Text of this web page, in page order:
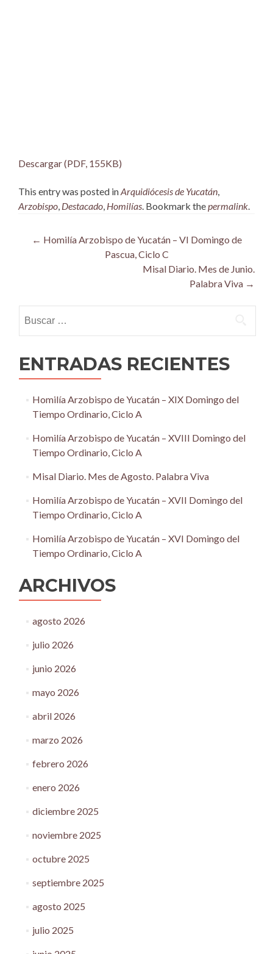
Descargar (PDF, 155KB)
This entry was posted inArquidiócesis de Yucatán
Arzobispo Destacado Homilías . Bookmark the permalink
Post
navigation
← Homilía Arzobispo de Yucatán – VI Domingo de
Pascua, Ciclo C
Misal Diario. Mes de Junio.
Palabra Viva →
ENTRADAS RECIENTES
Homilía Arzobispo de Yucatán – XIX Domingo del
Tiempo Ordinario, Ciclo A
Homilía Arzobispo de Yucatán – XVIII Domingo del
Tiempo Ordinario, Ciclo A
Misal Diario. Mes de Agosto. Palabra Viva
Homilía Arzobispo de Yucatán – XVII Domingo del
Tiempo Ordinario, Ciclo A
Homilía Arzobispo de Yucatán – XVI Domingo del
Tiempo Ordinario, Ciclo A
ARCHIVOS
agosto 2026
julio 2026
junio 2026
mayo 2026
abril 2026
marzo 2026
febrero 2026
enero 2026
diciembre 2025
noviembre 2025
octubre 2025
septiembre 2025
agosto 2025
julio 2025